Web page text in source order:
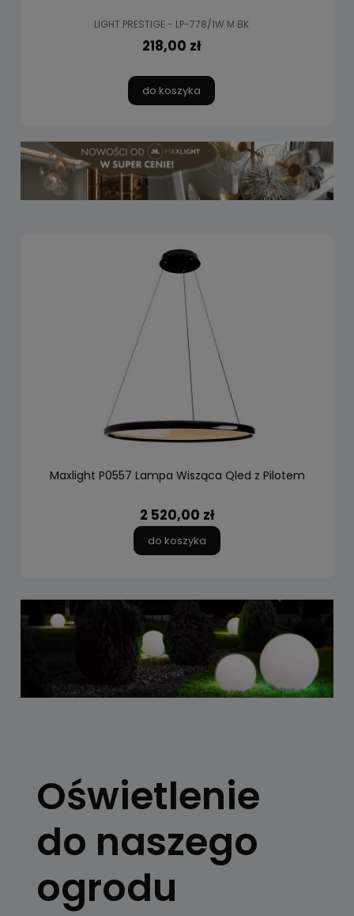
LIGHT PRESTIGE - LP-778/1W M BK
218,00 zł
do koszyka
Maxlight P0557 Lampa Wisząca Qled z Pilotem
2 520,00 zł
do koszyka
Kule, latarnie
ogrodowe, girlandy
Oświetlenie
do naszego
ogrodu